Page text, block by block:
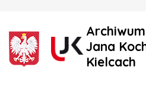
Jana
Kielcach